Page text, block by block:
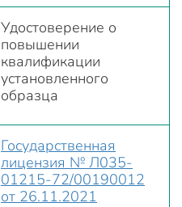
Удостоверение о
повышении
квалификации
установленного
образца
Государственная
лицензия № Л035-
01215-72/00190012
от 26.11.2021